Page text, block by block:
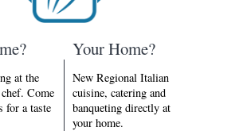
at the
Come
for a taste
Your Home?
New Regional Italian
cuisine, catering and
banqueting directly at
your home.